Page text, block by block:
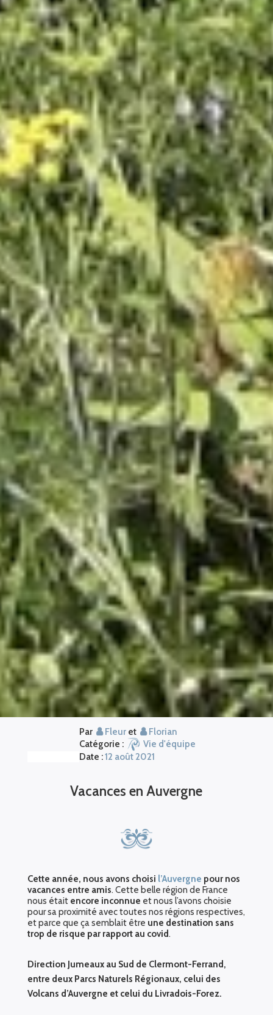
Par Fleur et
Florian
Catégorie :
Vie d'équipe
Date :12 août 2021
Vacances en Auvergne
Cette année, nous avons choisi l’Auvergne pour nos
vacances entre amis. Cette belle région de France
nous était encore inconnue et nous l’avons choisie
pour sa proximité avec toutes nos régions respectives,
et parce que ça semblait être une destination sans
trop de risque par rapport au covid.
Direction Jumeaux au Sud de Clermont-Ferrand,
entre deux Parcs Naturels Régionaux, celui des
Volcans d’Auvergne et celui du Livradois-Forez.